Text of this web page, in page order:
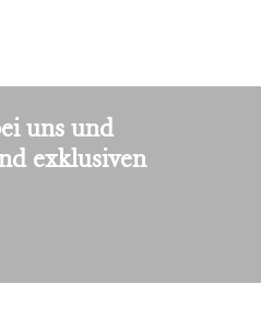
uns und
exklusiven